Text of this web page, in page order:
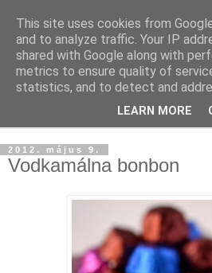
2012. május 9.
Vodkamálna bonbon
This site uses cookies from
and to analyze traffic. Your IP
shared with Google along with
metrics to ensure quality of
statistics, and to detect and
LEARN MORE